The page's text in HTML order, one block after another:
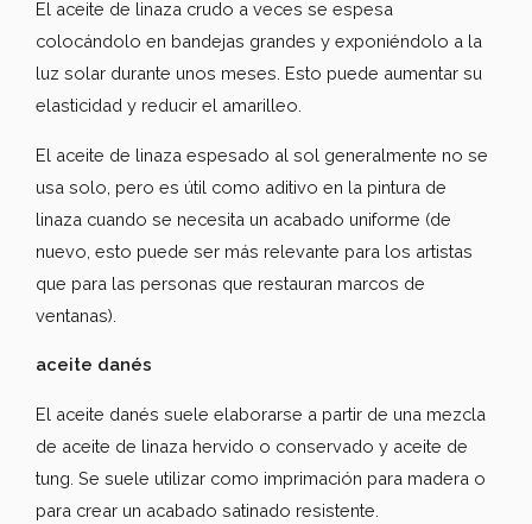
El aceite de linaza crudo a veces se espesa
colocándolo en bandejas grandes y exponiéndolo a la
luz solar durante unos meses. Esto puede aumentar su
elasticidad y reducir el amarilleo.
El aceite de linaza espesado al sol generalmente no se
usa solo, pero es útil como aditivo en la pintura de
linaza cuando se necesita un acabado uniforme (de
nuevo, esto puede ser más relevante para los artistas
que para las personas que restauran marcos de
ventanas).
aceite danés
El aceite danés suele elaborarse a partir de una mezcla
de aceite de linaza hervido o conservado y aceite de
tung. Se suele utilizar como imprimación para madera o
para crear un acabado satinado resistente.